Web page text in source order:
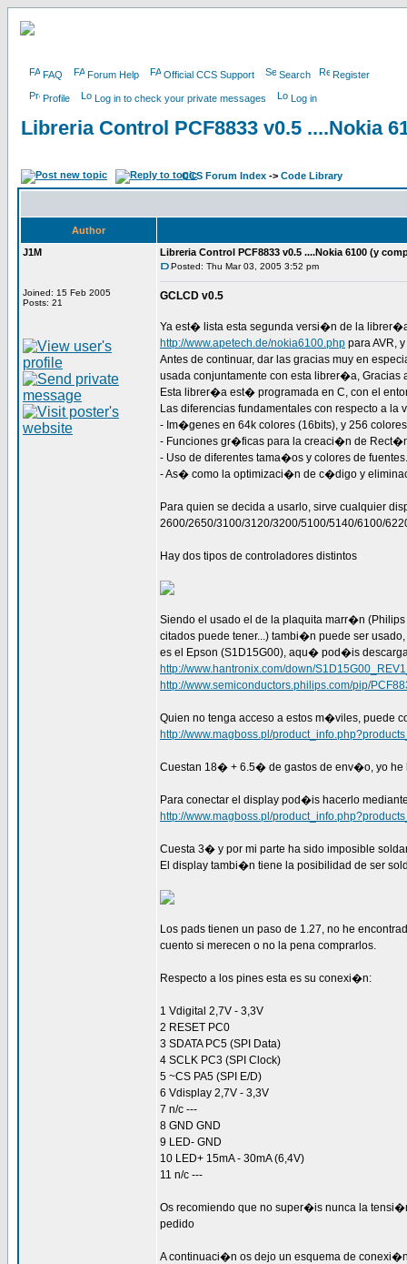
FAQ Forum Help Official CCS Support Search Register
Profile Log in to check your private messages Log in
Libreria Control PCF8833 v0.5 ....Nokia
CCS Forum Index -> Code Library
Author
J1M
Joined: 15 Feb 2005
Posts: 21
Libreria Control PCF8833 v0.5 ....Nokia 6100 (y
Posted: Thu Mar 03, 2005 3:52 pm
GCLCD v0.5
Ya est� lista esta segunda versi�n de la
http://www.apetech.de/nokia6100.php para AVR,
Antes de continuar, dar las gracias muy en
usada conjuntamente con esta librer�a, Gracias
Esta librer�a est� programada en C, con el
Las diferencias fundamentales con respecto a la
- Im�genes en 64k colores (16bits), y 256
- Funciones gr�ficas para la creaci�n de
- Uso de diferentes tama�os y colores de fuentes.
- As� como la optimizaci�n de c�digo y
Para quien se decida a usarlo, sirve cualquier
2600/2650/3100/3120/3200/5100/5140/6100/
Hay dos tipos de controladores distintos
Siendo el usado el de la plaquita marr�n
citados puede tener...) tambi�n puede ser
es el Epson (S1D15G00), aqu� pod�is
http://www.hantronix.com/down/
http://www.semiconductors.philips.com/pip/
Quien no tenga acceso a estos m�viles, puede
http://www.magboss.pl/
Cuestan 18� + 6.5� de gastos de env�o, yo he
Para conectar el display pod�is hacerlo
http://www.magboss.pl/
Cuesta 3� y por mi parte ha sido imposible
El display tambi�n tiene la posibilidad de ser
Los pads tienen un paso de 1.27, no he
cuento si merecen o no la pena comprarlos.
Respecto a los pines esta es su conexi�n:
1 Vdigital 2,7V - 3,3V
2 RESET PC0
3 SDATA PC5 (SPI Data)
4 SCLK PC3 (SPI Clock)
5 ~CS PA5 (SPI E/D)
6 Vdisplay 2,7V - 3,3V
7 n/c ---
8 GND GND
9 LED- GND
10 LED+ 15mA - 30mA (6,4V)
11 n/c ---
Os recomiendo que no super�is nunca la
pedido
A continuaci�n os dejo un esquema de